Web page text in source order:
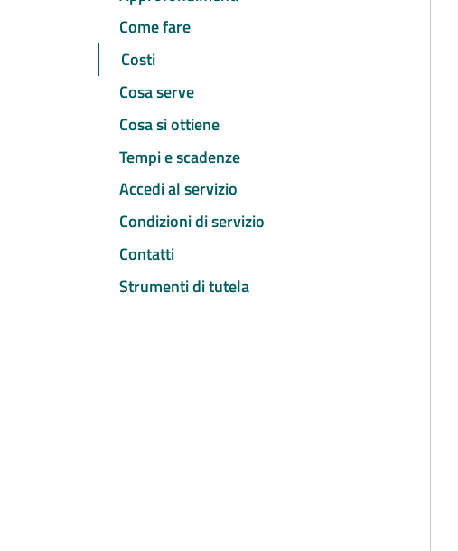
Come fare
Costi
Cosa serve
Cosa si ottiene
Tempi e scadenze
Accedi al servizio
Condizioni di servizio
Contatti
Strumenti di tutela